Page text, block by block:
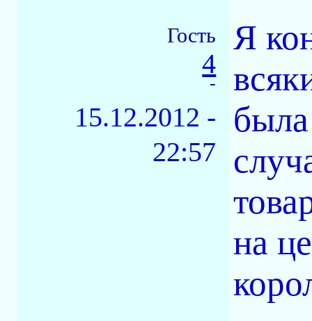
Гость
4
-
15.12.2012 -
22:57
Я
на